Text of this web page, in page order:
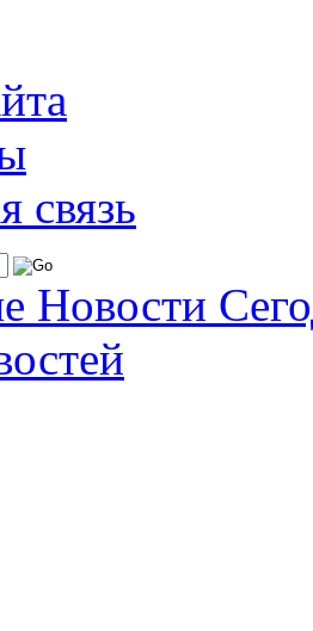
связь
Новости